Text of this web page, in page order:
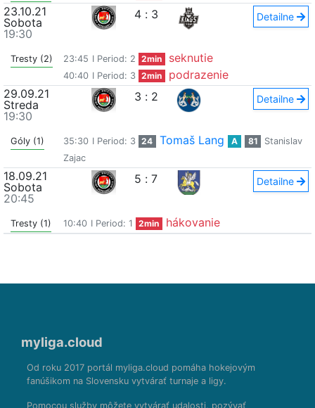
23.10.21
Sobota
19:30
4 : 3 Detailne
Tresty (2) 23:45 I Period: 2 2min seknutie
40:40 I Period: 3 2min
podrazenie
29.09.21
Streda
19:30
3 : 2 Detailne
Góly (1) 35:30 I Period: 3 24 Tomaš Lang A 81
Stanislav
Zajac
18.09.21
Sobota
20:45
5 : 7 Detailne
Tresty (1) 10:40 I Period: 1 2min hákovanie
myliga.cloud
Od roku 2017 portál myliga.cloud pomáha hokejovým
fanúšikom na Slovensku vytvárať turnaje a ligy.
Pomocou služby môžete vytvárať udalosti, pozývať